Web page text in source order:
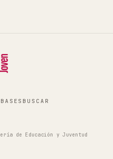
BASES BUSCAR
de Educación y Juventud